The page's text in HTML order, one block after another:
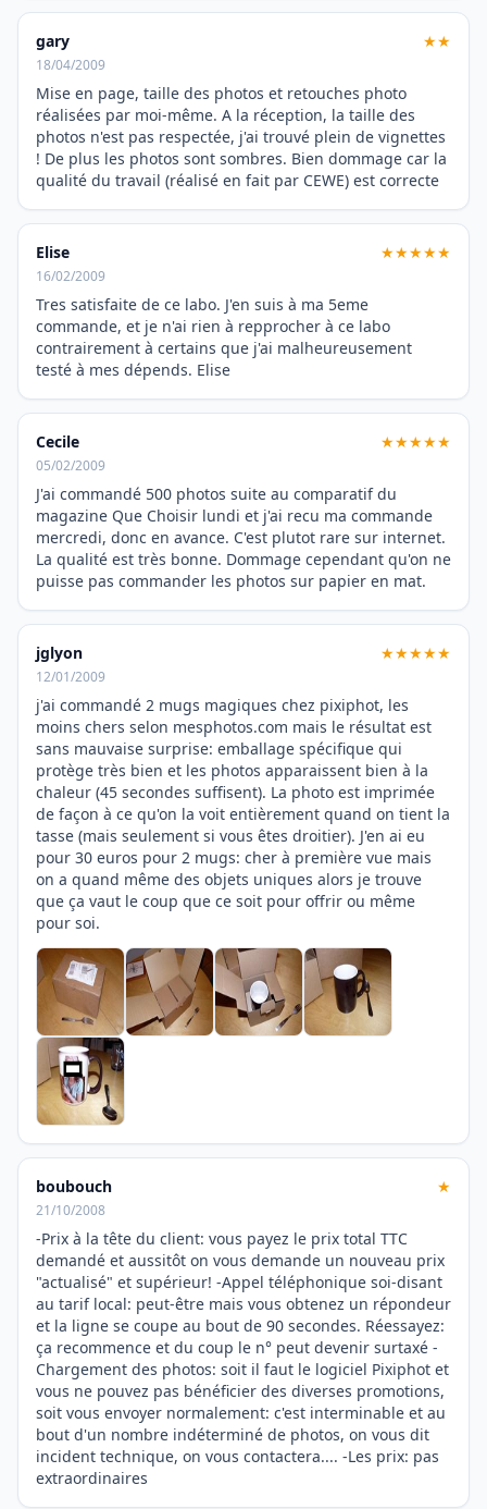
gary ★★
18/04/2009
Mise en page, taille des photos et retouches photo
réalisées par moi-même. A la réception, la taille des
photos n'est pas respectée, j'ai trouvé plein de vignettes
! De plus les photos sont sombres. Bien dommage car la
qualité du travail (réalisé en fait par CEWE) est correcte
Elise ★★★★★
16/02/2009
Tres satisfaite de ce labo. J'en suis à ma 5eme
commande, et je n'ai rien à repprocher à ce labo
contrairement à certains que j'ai malheureusement
testé à mes dépends. Elise
Cecile ★★★★★
05/02/2009
J'ai commandé 500 photos suite au comparatif du
magazine Que Choisir lundi et j'ai recu ma commande
mercredi, donc en avance. C'est plutot rare sur internet.
La qualité est très bonne. Dommage cependant qu'on ne
puisse pas commander les photos sur papier en mat.
jglyon ★★★★★
12/01/2009
j'ai commandé 2 mugs magiques chez pixiphot, les
moins chers selon mesphotos.com mais le résultat est
sans mauvaise surprise: emballage spécifique qui
protège très bien et les photos apparaissent bien à la
chaleur (45 secondes suffisent). La photo est imprimée
de façon à ce qu'on la voit entièrement quand on tient la
tasse (mais seulement si vous êtes droitier). J'en ai eu
pour 30 euros pour 2 mugs: cher à première vue mais
on a quand même des objets uniques alors je trouve
que ça vaut le coup que ce soit pour offrir ou même
pour soi.
boubouch ★
21/10/2008
-Prix à la tête du client: vous payez le prix total TTC
demandé et aussitôt on vous demande un nouveau prix
"actualisé" et supérieur! -Appel téléphonique soi-disant
au tarif local: peut-être mais vous obtenez un répondeur
et la ligne se coupe au bout de 90 secondes. Réessayez:
ça recommence et du coup le n° peut devenir surtaxé -
Chargement des photos: soit il faut le logiciel Pixiphot et
vous ne pouvez pas bénéficier des diverses promotions,
soit vous envoyer normalement: c'est interminable et au
bout d'un nombre indéterminé de photos, on vous dit
incident technique, on vous contactera.... -Les prix: pas
extraordinaires